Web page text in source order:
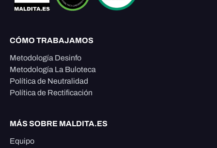
CÓMO TRABAJAMOS
Metodología Desinfo
Metodología La Buloteca
Política de Neutralidad
Política de Rectificación
MÁS SOBRE MALDITA.ES
Equipo